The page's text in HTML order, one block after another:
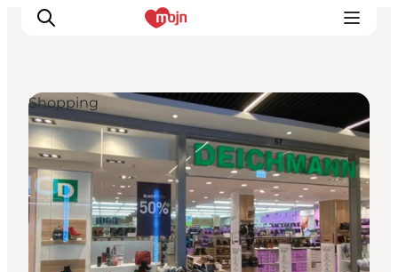
Oplevelser
Byer & Steder
Det sker
Overnatning
Planlæg din ferie
Shopping